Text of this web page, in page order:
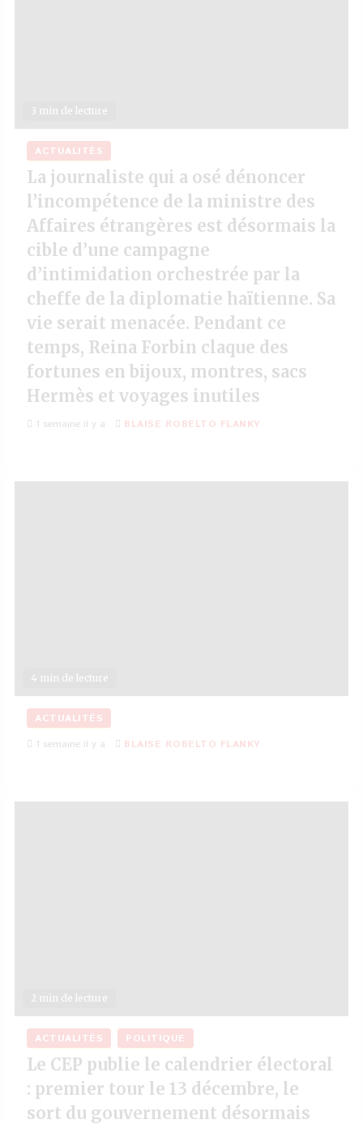
3 min de lecture
ACTUALITÉS
La journaliste qui a osé dénoncer
l’incompétence de la ministre des
Affaires étrangères est désormais la
cible d’une campagne
d’intimidation orchestrée par la
cheffe de la diplomatie haïtienne. Sa
vie serait menacée. Pendant ce
temps, Reina Forbin claque des
fortunes en bijoux, montres, sacs
Hermès et voyages inutiles
1 semaine il y a BLAISE ROBELTO FLANKY
4 min de lecture
ACTUALITÉS
1 semaine il y a
BLAISE ROBELTO FLANKY
2 min de lecture
ACTUALITÉS POLITIQUE
Le CEP publie le calendrier électoral
: premier tour le 13 décembre, le
sort du gouvernement désormais